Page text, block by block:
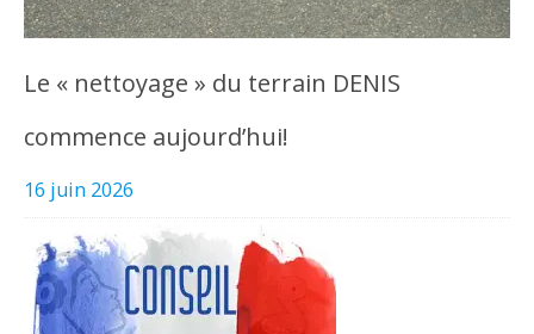
Le « nettoyage » du terrain DENIS
commence aujourd’hui!
16 juin 2026